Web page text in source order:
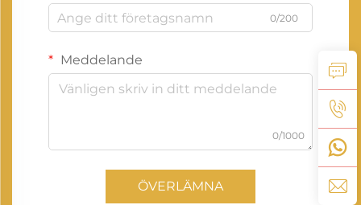
0/200
Meddelande
0/1000
ÖVERLÄMNA